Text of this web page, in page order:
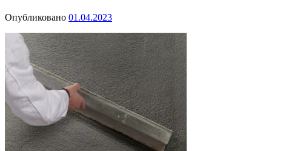
Утеплитель базальтовый и минвата,
Подошли к этапу отделки фасадов?
Опубликовано 01.04.2023